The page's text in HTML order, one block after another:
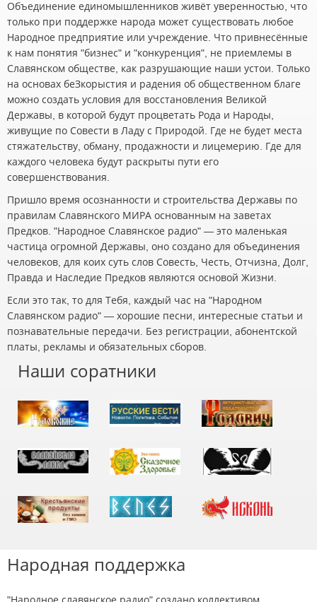
Объединение единомышленников живёт уверенностью, что
только при поддержке народа может существовать любое
Народное предприятие или учреждение. Что привнесённые
к нам понятия "бизнес" и "конкуренция", не приемлемы в
Славянском обществе, как разрушающие наши устои. Только
на основах беЗкорыстия и радения об общественном благе
можно создать условия для восстановления Великой
Державы, в которой будут процветать Рода и Народы,
живущие по Совести в Ладу с Природой. Где не будет места
стяжательству, обману, продажности и лицемерию. Где для
каждого человека будут раскрыты пути его
совершенствования.
Пришло время осознанности и строительства Державы по
правилам Славянского МИРА основанным на заветах
Предков. "Народное Славянское радио" — это маленькая
частица огромной Державы, оно создано для объединения
человеков, для коих суть слов Совесть, Честь, Отчизна, Долг,
Правда и Наследие Предков являются основой Жизни.
Если это так, то для Тебя, каждый час на "Народном
Славянском радио" — хорошие песни, интересные статьи и
познавательные передачи. Без регистрации, абонентской
платы, рекламы и обязательных сборов.
Наши соратники
Народная поддержка